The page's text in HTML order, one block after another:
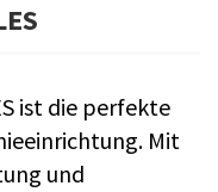
ist die perfekte
Mit
und